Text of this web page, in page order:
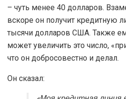
– чуть менее 40 долларов.
вскоре он получит кредитную
тысячи долларов США. Также
может увеличить это число,
что он добросовестно и делал.
Он сказал: